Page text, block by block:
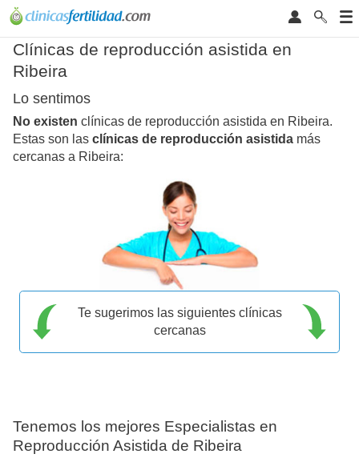
Clínicas de reproducción asistida en
Ribeira
Lo sentimos
No existen clínicas de reproducción asistida en Ribeira.
Estas son las clínicas de reproducción asistida más
cercanas a Ribeira:
Te sugerimos las siguientes clínicas
cercanas
Tenemos los mejores Especialistas en
Reproducción Asistida de Ribeira